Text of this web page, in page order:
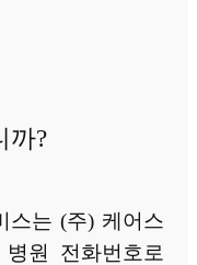
까?
스는 (주) 케어스
원 전화번호로